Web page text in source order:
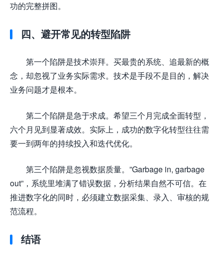
功的完整拼图。
四、避开常见的转型陷阱
第一个陷阱是技术崇拜。买最贵的系统、追最新的概
念，却忽视了业务实际需求。技术是手段不是目的，解决
业务问题才是根本。
第二个陷阱是急于求成。希望三个月完成全面转型，
六个月见到显著成效。实际上，成功的数字化转型往往需
要一到两年的持续投入和迭代优化。
第三个陷阱是忽视数据质量。”Garbage in, garbage
out”，系统里堆满了错误数据，分析结果自然不可信。在
推进数字化的同时，必须建立数据采集、录入、审核的规
范流程。
结语